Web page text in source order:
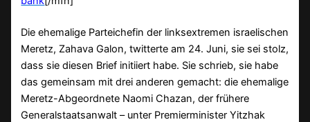
Die ehemalige Parteichefin der linksextremen israelischen
Meretz, Zahava Galon, twitterte am 24. Juni, sie sei stolz,
dass sie diesen Brief initiiert habe. Sie schrieb, sie habe
das gemeinsam mit drei anderen gemacht: die ehemalige
Meretz-Abgeordnete Naomi Chazan, der frühere
Generalstaatsanwalt – unter Premierminister Yitzhak